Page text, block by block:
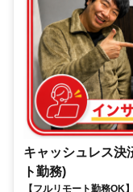
キャッシュレス決
ト勤務)
【フルリモート勤務OK